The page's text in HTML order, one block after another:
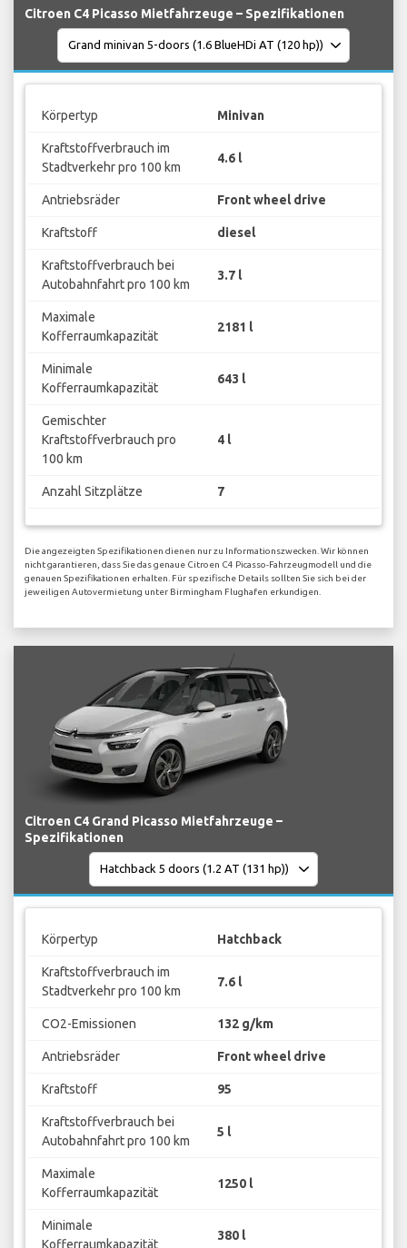
Citroen C4 Picasso Mietfahrzeuge – Spezifikationen
Körpertyp Minivan
Kraftstoffverbrauch im
Stadtverkehr pro 100 km
4.6 l
Antriebsräder Front wheel drive
Kraftstoff diesel
Kraftstoffverbrauch bei
Autobahnfahrt pro 100 km
3.7 l
Maximale
Kofferraumkapazität
2181 l
Minimale
Kofferraumkapazität
643 l
Gemischter
Kraftstoffverbrauch pro
100 km
4 l
Anzahl Sitzplätze 7
Die angezeigten Spezifikationen dienen nur zu Informationszwecken. Wir können
nicht garantieren, dass Sie das genaue Citroen C4 Picasso-Fahrzeugmodell und die
genauen Spezifikationen erhalten. Für spezifische Details sollten Sie sich bei der
jeweiligen Autovermietung unter Birmingham Flughafen erkundigen.
Citroen C4 Grand Picasso Mietfahrzeuge –
Spezifikationen
Körpertyp Hatchback
Kraftstoffverbrauch im
Stadtverkehr pro 100 km
7.6 l
CO2-Emissionen 132 g/km
Antriebsräder Front wheel drive
Kraftstoff 95
Kraftstoffverbrauch bei
Autobahnfahrt pro 100 km
5 l
Maximale
Kofferraumkapazität
1250 l
Minimale
Kofferraumkapazität
380 l